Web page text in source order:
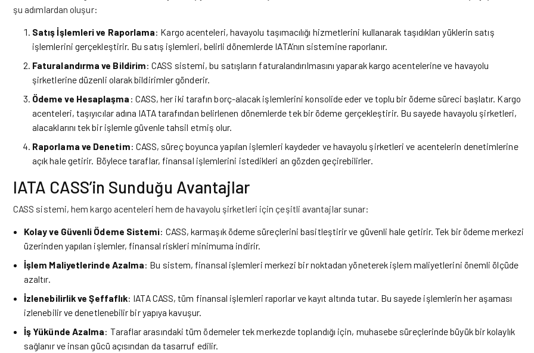
şu adımlardan oluşur:
Satış İşlemleri ve Raporlama: Kargo acenteleri, havayolu taşımacılığı hizmetlerini kullanarak taşıdıkları yüklerin satış
işlemlerini gerçekleştirir. Bu satış işlemleri, belirli dönemlerde IATA’nın sistemine raporlanır.
Faturalandırma ve Bildirim: CASS sistemi, bu satışların faturalandırılmasını yaparak kargo acentelerine ve havayolu
şirketlerine düzenli olarak bildirimler gönderir.
Ödeme ve Hesaplaşma : CASS, her iki tarafın borç-alacak işlemlerini konsolide eder ve toplu bir ödeme süreci başlatır. Kargo
acenteleri, taşıyıcılar adına IATA tarafından belirlenen dönemlerde tek bir ödeme gerçekleştirir. Bu sayede havayolu şirketleri,
alacaklarını tek bir işlemle güvenle tahsil etmiş olur.
Raporlama ve Denetim: CASS, süreç boyunca yapılan işlemleri kaydeder ve havayolu şirketleri ve acentelerin denetimlerine
açık hale getirir. Böylece taraflar, finansal işlemlerini istedikleri an gözden geçirebilirler.
IATA CASS’in Sunduğu Avantajlar
CASS sistemi, hem kargo acenteleri hem de havayolu şirketleri için çeşitli avantajlar sunar:
Kolay ve Güvenli Ödeme Sistemi: CASS, karmaşık ödeme süreçlerini basitleştirir ve güvenli hale getirir. Tek bir ödeme merkezi
üzerinden yapılan işlemler, finansal riskleri minimuma indirir.
İşlem Maliyetlerinde Azalma: Bu sistem, finansal işlemleri merkezi bir noktadan yöneterek işlem maliyetlerini önemli ölçüde
azaltır.
İzlenebilirlik ve Şeffaflık: IATA CASS, tüm finansal işlemleri raporlar ve kayıt altında tutar. Bu sayede işlemlerin her aşaması
izlenebilir ve denetlenebilir bir yapıya kavuşur.
İş Yükünde Azalma: Taraflar arasındaki tüm ödemeler tek merkezde toplandığı için, muhasebe süreçlerinde büyük bir kolaylık
sağlanır ve insan gücü açısından da tasarruf edilir.